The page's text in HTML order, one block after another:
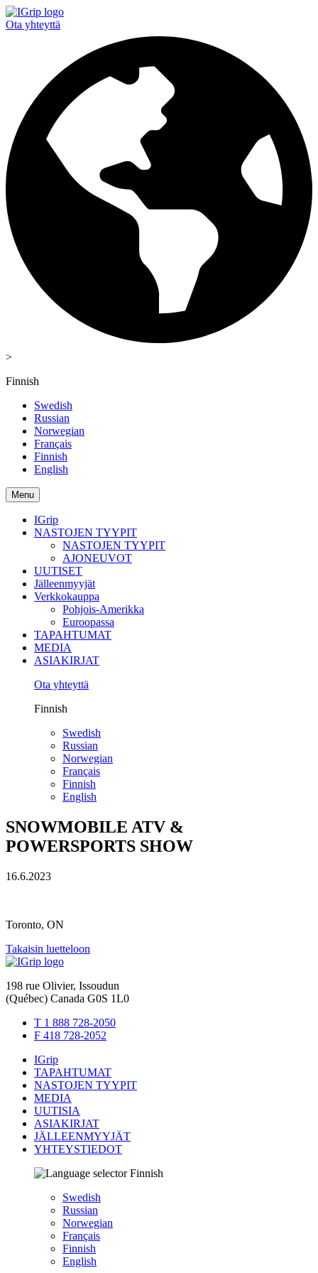
Ota yhteyttä
>
Finnish
Swedish
Russian
Norwegian
Français
Finnish
English
Menu
IGrip
NASTOJEN TYYPIT
NASTOJEN TYYPIT
AJONEUVOT
UUTISET
Jälleenmyyjät
Verkkokauppa
Pohjois-Amerikka
Euroopassa
TAPAHTUMAT
MEDIA
ASIAKIRJAT
Ota yhteyttä
Finnish
Swedish
Russian
Norwegian
Français
Finnish
English
SNOWMOBILE ATV &
POWERSPORTS SHOW
16.6.2023
Toronto, ON
Takaisin luetteloon
198 rue Olivier, Issoudun
(Québec) Canada G0S 1L0
T 1 888 728-2050
F 418 728-2052
IGrip
TAPAHTUMAT
NASTOJEN TYYPIT
MEDIA
UUTISIA
ASIAKIRJAT
JÄLLEENMYYJÄT
YHTEYSTIEDOT
Finnish
Swedish
Russian
Norwegian
Français
Finnish
English